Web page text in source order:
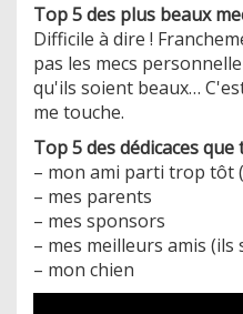
Top 5 des plus beaux
Difficile à dire !
pas les mecs
qu'ils soient beaux…
me touche.
Top 5 des dédicaces
– mon ami parti trop tôt
– mes parents
– mes sponsors
– mes meilleurs amis
– mon chien